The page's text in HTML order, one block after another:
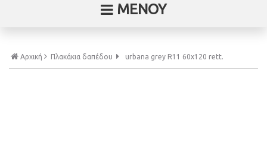
ΜΕΝΟΥ
Αρχική Πλακάκια δαπέδου urbana grey R11 60x120 rett.